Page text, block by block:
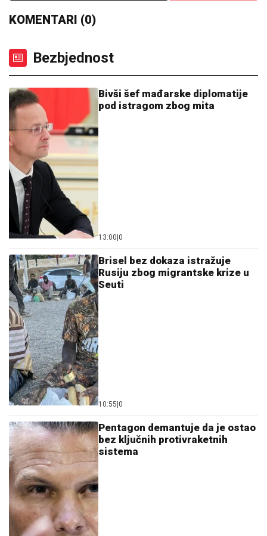
KOMENTARI (0)
Bezbjednost
Bivši šef mađarske diplomatije
pod istragom zbog mita
13:00 0
Brisel bez dokaza istražuje
Rusiju zbog migrantske krize u
Seuti
10:55 0
Pentagon demantuje da je ostao
bez ključnih protivraketnih
sistema